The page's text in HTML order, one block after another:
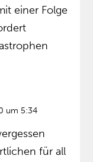
einer Folge
um 5:34
für all